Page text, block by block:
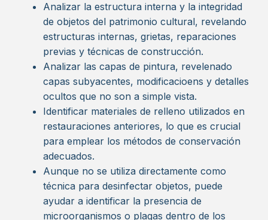
Analizar la estructura interna y la integridad
de objetos del patrimonio cultural, revelando
estructuras internas, grietas, reparaciones
previas y técnicas de construcción.
Analizar las capas de pintura, revelenado
capas subyacentes, modificacioens y detalles
ocultos que no son a simple vista.
Identificar materiales de relleno utilizados en
restauraciones anteriores, lo que es crucial
para emplear los métodos de conservación
adecuados.
Aunque no se utiliza directamente como
técnica para desinfectar objetos, puede
ayudar a identificar la presencia de
microorganismos o plagas dentro de los